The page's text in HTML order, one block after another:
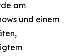
am
und einem